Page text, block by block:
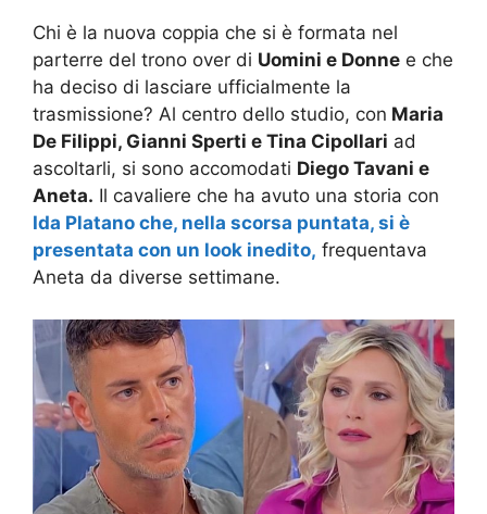
Chi è la nuova coppia che si è formata nel
parterre del trono over di Uomini e Donne e che
ha deciso di lasciare ufficialmente la
trasmissione? Al centro dello studio, con Maria
De Filippi, Gianni Sperti e Tina Cipollari ad
ascoltarli, si sono accomodati Diego Tavani e
Aneta. Il cavaliere che ha avuto una storia con
Ida Platano che, nella scorsa puntata, si è
presentata con un look inedito, frequentava
Aneta da diverse settimane.